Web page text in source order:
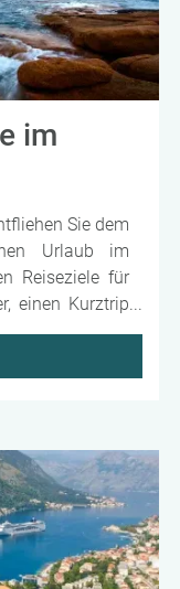
im
Sie dem
Urlaub im
Reiseziele für
einen Kurztrip
kulinarische
fernab
Sie Ihr ideales
zu zweit,
oder